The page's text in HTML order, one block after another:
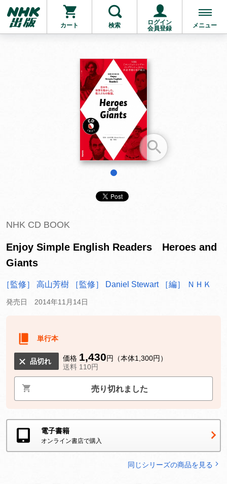
カート 検索
ログイン
会員登録
メニュー
お支払いに進む
他にも商品を買う
NHK CD BOOK
Enjoy Simple English Readers Heroes and
Giants
［監修］ 高山芳樹 ［監修］ Daniel Stewart ［編］ ＮＨＫ
発売日 2014年11月14日
単行本
品切れ 価格 1,430円（本体1,300円）
送料 110円
売り切れました
電子書籍
オンライン書店で購入
同じシリーズの商品を見る